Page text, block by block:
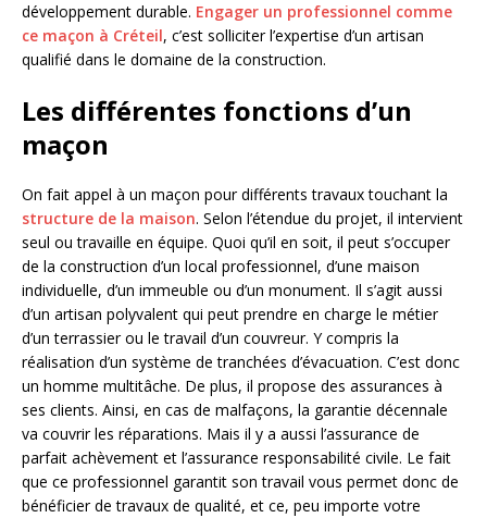
développement durable. Engager un professionnel comme
ce maçon à Créteil, c’est solliciter l’expertise d’un artisan
qualifié dans le domaine de la construction.
Les différentes fonctions d’un
maçon
On fait appel à un maçon pour différents travaux touchant la
structure de la maison. Selon l’étendue du projet, il intervient
seul ou travaille en équipe. Quoi qu’il en soit, il peut s’occuper
de la construction d’un local professionnel, d’une maison
individuelle, d’un immeuble ou d’un monument. Il s’agit aussi
d’un artisan polyvalent qui peut prendre en charge le métier
d’un terrassier ou le travail d’un couvreur. Y compris la
réalisation d’un système de tranchées d’évacuation. C’est donc
un homme multitâche. De plus, il propose des assurances à
ses clients. Ainsi, en cas de malfaçons, la garantie décennale
va couvrir les réparations. Mais il y a aussi l’assurance de
parfait achèvement et l’assurance responsabilité civile. Le fait
que ce professionnel garantit son travail vous permet donc de
bénéficier de travaux de qualité, et ce, peu importe votre